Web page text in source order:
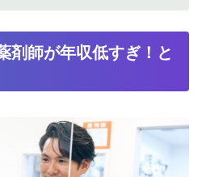
剤師が年収低すぎ！と